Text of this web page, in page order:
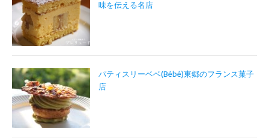
味を伝える名店
パティスリーベベ(Bébé)東郷のフランス菓子
店